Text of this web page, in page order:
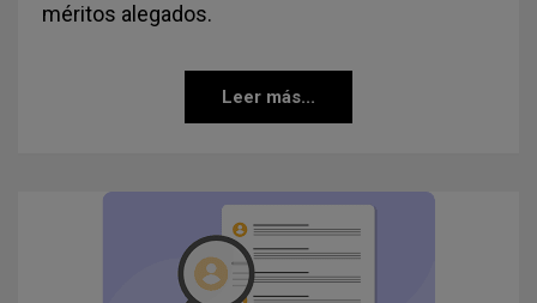
méritos alegados.
Leer más...